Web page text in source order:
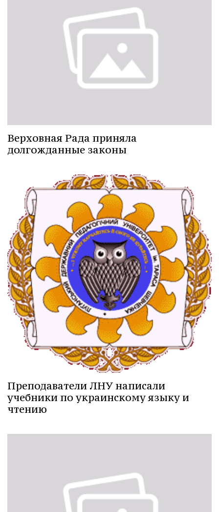
Верховная Рада приняла
долгожданные законы
Преподаватели ЛНУ написали
учебники по украинскому языку и
чтению